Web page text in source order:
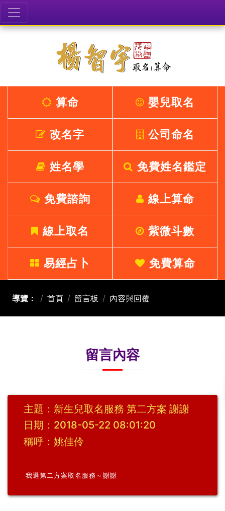
算命 嬰兒取名
改名字 公司命名
姓名學 免費姓名鑑定
免費諮詢 線上算命
線上取名 紫微斗數
易經占卜 免費算命
導覽： 首頁 留言板 內容與回覆
留言內容
主題：新生兒取名服務 第二方案 謝謝
日期：2018-05-22 08:01:20
稱呼：姚佳伶
我選第二方案取名服務～謝謝